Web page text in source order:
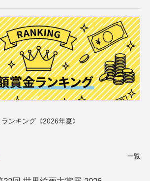
ンキング《2026年夏》
一覧